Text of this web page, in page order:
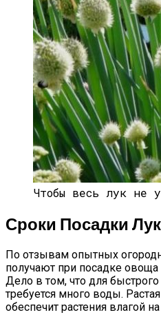
Чтобы весь лук не
Сроки Посадки
По отзывам опытных
получают при посадке овоща
Дело в том, что для
требуется много воды.
обеспечит растения влагой